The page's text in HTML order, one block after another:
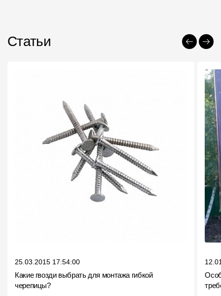
Статьи
25.03.2015 17:54:00
Какие гвозди выбрать для монтажа гибкой
черепицы?